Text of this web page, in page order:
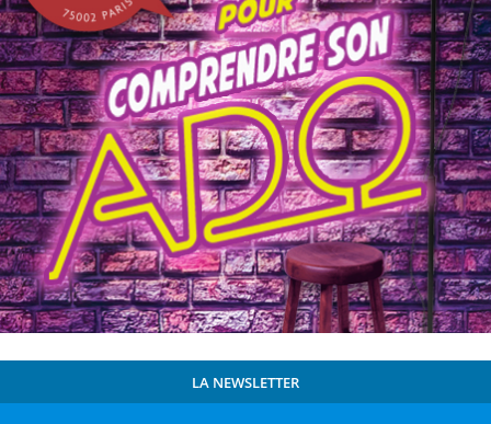
LA NEWSLETTER